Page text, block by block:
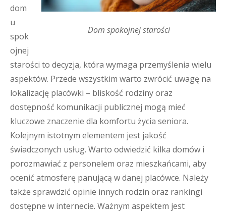
Dom spokojnej starości
dom
u
spok
ojnej
starości to decyzja, która wymaga przemyślenia wielu
aspektów. Przede wszystkim warto zwrócić uwagę na
lokalizację placówki – bliskość rodziny oraz
dostępność komunikacji publicznej mogą mieć
kluczowe znaczenie dla komfortu życia seniora.
Kolejnym istotnym elementem jest jakość
świadczonych usług. Warto odwiedzić kilka domów i
porozmawiać z personelem oraz mieszkańcami, aby
ocenić atmosferę panującą w danej placówce. Należy
także sprawdzić opinie innych rodzin oraz rankingi
dostępne w internecie. Ważnym aspektem jest